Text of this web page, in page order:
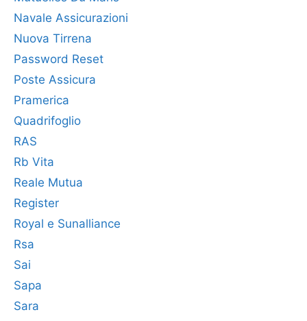
Navale Assicurazioni
Nuova Tirrena
Password Reset
Poste Assicura
Pramerica
Quadrifoglio
RAS
Rb Vita
Reale Mutua
Register
Royal e Sunalliance
Rsa
Sai
Sapa
Sara